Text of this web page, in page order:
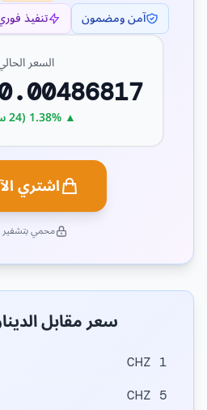
آمن ومضمون تنفيذ
السعر
▲ 1.38% (24 ساعة)
اشتري
محمي بتشفير SSL
سعر مقابل
1 CHZ
5 CHZ